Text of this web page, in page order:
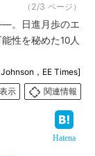
（2/3 ページ）
。日進月歩のエ
性を秘めた10人
，EE Times]
示
関連情報
Hatena